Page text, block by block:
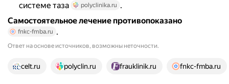
системе таза
polyclinika.ru .
Самостоятельное лечение противопоказано
fnkc-fmba.ru .
Ответ на основе источников, возможны неточности.
15 источников
celt.ru polyclin.ru frauklinik.ru fnkc-fmba.ru